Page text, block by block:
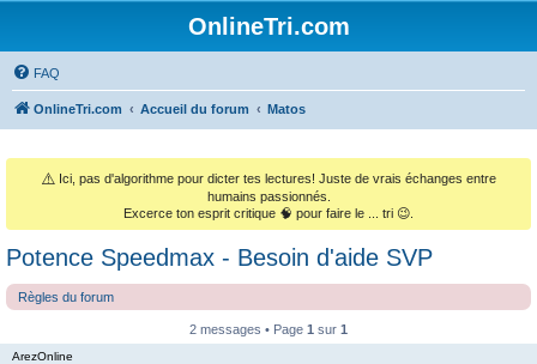
OnlineTri.com
FAQ
OnlineTri.com Accueil du forum Matos
⚠️ Ici, pas d'algorithme pour dicter tes lectures! Juste de vrais échanges entre
humains passionnés.
Excerce ton esprit critique 🧠 pour faire le ... tri 😉.
Potence Speedmax - Besoin d'aide SVP
Règles du forum
2 messages • Page 1 sur 1
ArezOnline